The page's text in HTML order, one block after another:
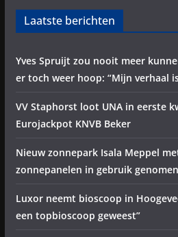
Laatste berichten
Yves Spruijt zou nooit meer
er toch weer hoop: “Mijn verhaal
VV Staphorst loot UNA in eerste
Eurojackpot KNVB Beker
Nieuw zonnepark Isala Meppel
zonnepanelen in gebruik genomen
Luxor neemt bioscoop in
een topbioscoop geweest”